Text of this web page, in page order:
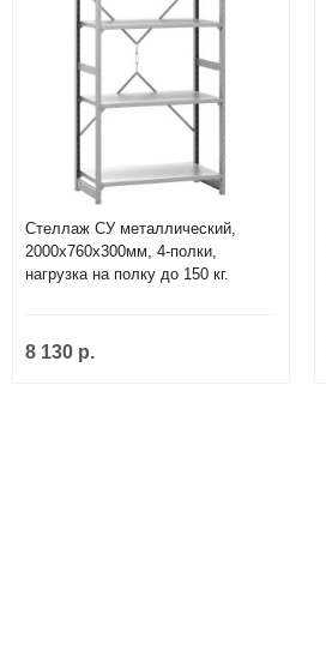
Стеллаж СУ металлический,
2000х760х300мм, 4-полки,
нагрузка на полку до 150 кг.
8 130 р.